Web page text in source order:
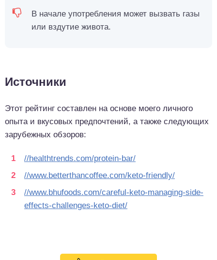
В начале употребления может вызвать газы
или вздутие живота.
Источники
Этот рейтинг составлен на основе моего личного
опыта и вкусовых предпочтений, а также следующих
зарубежных обзоров:
//healthtrends.com/protein-bar/
//www.betterthancoffee.com/keto-friendly/
//www.bhufoods.com/careful-keto-managing-side-
effects-challenges-keto-diet/